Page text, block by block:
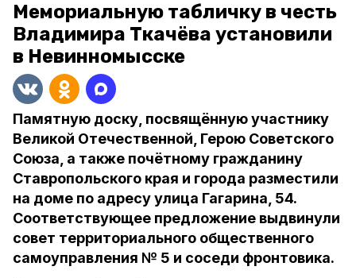
Мемориальную табличку в честь
Владимира Ткачёва установили
в Невинномысске
Памятную доску, посвящённую участнику
Великой Отечественной, Герою Советского
Союза, а также почётному гражданину
Ставропольского края и города разместили
на доме по адресу улица Гагарина, 54.
Соответствующее предложение выдвинули
совет территориального общественного
самоуправления № 5 и соседи фронтовика.